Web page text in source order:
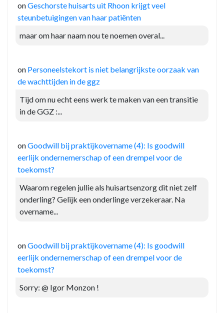
onGeschorste huisarts uit Rhoon krijgt veel
steunbetuigingen van haar patiënten
maar om haar naam nou te noemen overal...
on Personeelstekort is niet belangrijkste oorzaak van
de wachttijden in de ggz
Tijd om nu echt eens werk te maken van een transitie
in de GGZ :...
onGoodwill bij praktijkovername (4): Is goodwill
eerlijk ondernemerschap of een drempel voor de
toekomst?
Waarom regelen jullie als huisartsenzorg dit niet zelf
onderling? Gelijk een onderlinge verzekeraar. Na
overname...
onGoodwill bij praktijkovername (4): Is goodwill
eerlijk ondernemerschap of een drempel voor de
toekomst?
Sorry: @ Igor Monzon !